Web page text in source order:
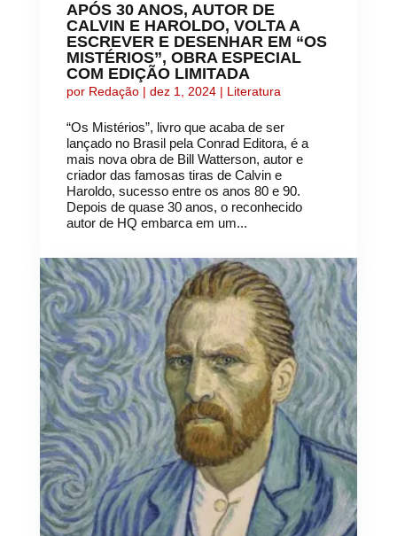
APÓS 30 ANOS, AUTOR DE
CALVIN E HAROLDO, VOLTA A
ESCREVER E DESENHAR EM “OS
MISTÉRIOS”, OBRA ESPECIAL
COM EDIÇÃO LIMITADA
por Redação| dez 1, 2024| Literatura
“Os Mistérios”, livro que acaba de ser
lançado no Brasil pela Conrad Editora, é a
mais nova obra de Bill Watterson, autor e
criador das famosas tiras de Calvin e
Haroldo, sucesso entre os anos 80 e 90.
Depois de quase 30 anos, o reconhecido
autor de HQ embarca em um...